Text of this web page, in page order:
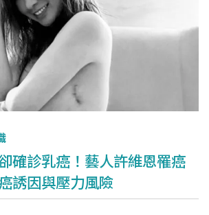
確診乳癌！藝人許維恩罹癌
誘因與壓力風險